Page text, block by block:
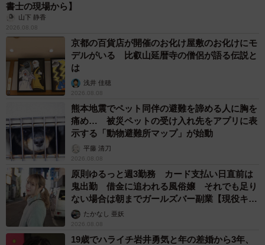
書士の現場から】
山下 静香
2026.08.08
京都の百貨店が開催のお化け屋敷のお化けにモ
デルがいる 比叡山延暦寺の僧侶が語る伝説と
は
浅井 佳穂
2026.08.08
熊本地震でペット同伴の避難を諦める人に胸を
痛め… 被災ペットの受け入れ先をアプリに表
示する「動物避難所マップ」が始動
平藤 清刀
2026.08.08
原則ゆるっと週3勤務 カード支払い日直前は
鬼出勤 借金に追われる風俗嬢 それでも足り
ない場合は朝までガールズバー副業【現役キャ
ストに取材】
たかなし 亜妖
2026.08.08
19歳でハライチ岩井勇気と年の差婚から3年、